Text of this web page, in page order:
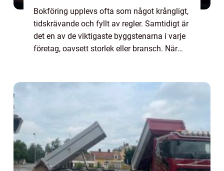
Bokföring upplevs ofta som något krångligt,
tidskrävande och fyllt av regler. Samtidigt är
det en av de viktigaste byggstenarna i varje
företag, oavsett storlek eller bransch. När